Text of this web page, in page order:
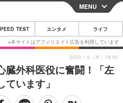
CLOSE
スマートフォン
ガジェット・ツール
MENU
TEST エンタメ ライフ
臓外科医役に奮闘！「左
います」
2020.1.9（木）18:00